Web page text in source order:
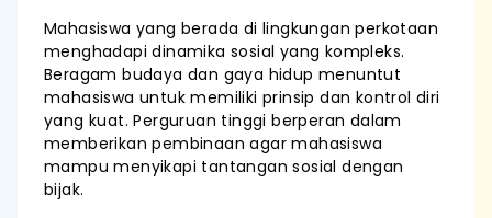
Mahasiswa yang berada di lingkungan perkotaan
menghadapi dinamika sosial yang kompleks.
Beragam budaya dan gaya hidup menuntut
mahasiswa untuk memiliki prinsip dan kontrol diri
yang kuat. Perguruan tinggi berperan dalam
memberikan pembinaan agar mahasiswa
mampu menyikapi tantangan sosial dengan
bijak.